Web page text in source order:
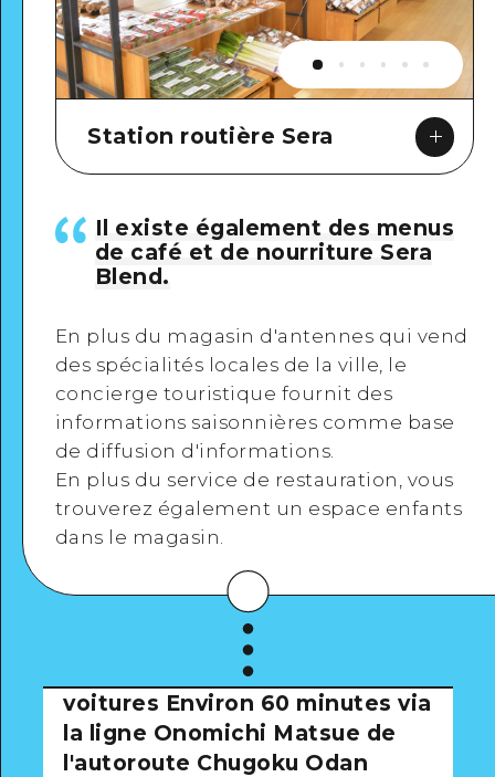
Station routière Sera
Voir en détail
Il existe également des menus
de café et de nourriture Sera
Blend.
En plus du magasin d'antennes qui vend
des spécialités locales de la ville, le
concierge touristique fournit des
informations saisonnières comme base
de diffusion d'informations.
En plus du service de restauration, vous
trouverez également un espace enfants
dans le magasin.
voitures Environ 60 minutes via
la ligne Onomichi Matsue de
l'autoroute Chugoku Odan